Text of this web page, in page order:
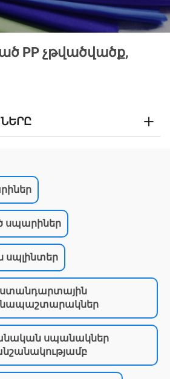
PP չթվածվածք,
սպարիներ
սպլինտեր
ստանդարտային
սպանակներ